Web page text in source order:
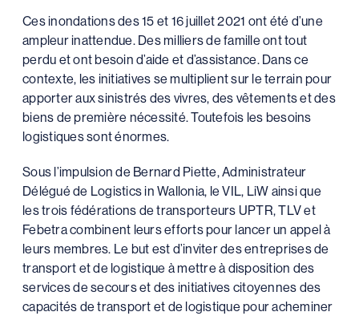
Ces inondations des 15 et 16 juillet 2021 ont été d’une
ampleur inattendue. Des milliers de famille ont tout
perdu et ont besoin d’aide et d’assistance. Dans ce
contexte, les initiatives se multiplient sur le terrain pour
apporter aux sinistrés des vivres, des vêtements et des
biens de première nécessité. Toutefois les besoins
logistiques sont énormes.
Sous l’impulsion de Bernard Piette, Administrateur
Délégué de Logistics in Wallonia, le VIL, LiW ainsi que
les trois fédérations de transporteurs UPTR, TLV et
Febetra combinent leurs efforts pour lancer un appel à
leurs membres. Le but est d’inviter des entreprises de
transport et de logistique à mettre à disposition des
services de secours et des initiatives citoyennes des
capacités de transport et de logistique pour acheminer